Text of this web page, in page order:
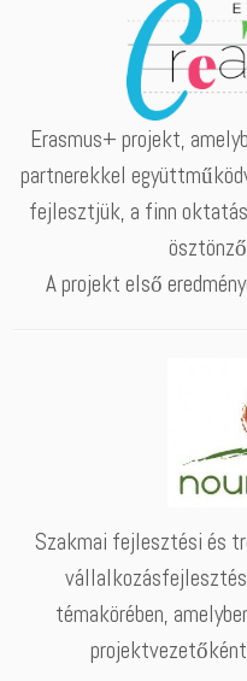
Erasmus+ projekt,
partnerekkel
fejlesztjük, a finn
A projekt első
Szakmai fejlesztési és
témakörében,